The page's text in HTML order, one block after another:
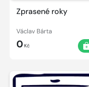
Zprasené roky
Václav Bárta
0Kč